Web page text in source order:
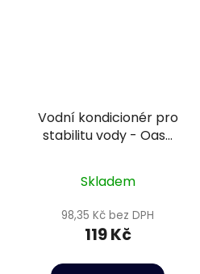
Vodní kondicionér pro
stabilitu vody - Oase
Skladem
98,35 Kč bez DPH
119 Kč